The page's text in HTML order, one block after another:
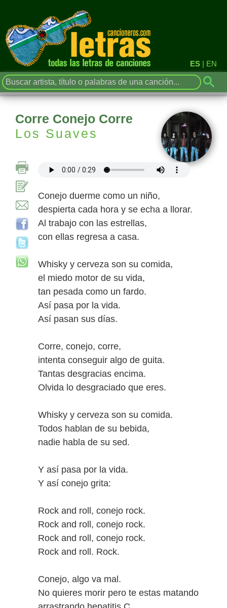
ES | EN
Corre Conejo Corre
Los Suaves
Conejo duerme como un niño,
despierta cada hora y se echa a llorar.
Al trabajo con las estrellas,
con ellas regresa a casa.
Whisky y cerveza son su comida,
el miedo motor de su vida,
tan pesada como un fardo.
Así pasa por la vida.
Así pasan sus días.
Corre, conejo, corre,
intenta conseguir algo de guita.
Tantas desgracias encima.
Olvida lo desgraciado que eres.
Whisky y cerveza son su comida.
Todos hablan de su bebida,
nadie habla de su sed.
Y así pasa por la vida.
Y así conejo grita:
Rock and roll, conejo rock.
Rock and roll, conejo rock.
Rock and roll, conejo rock.
Rock and roll. Rock.
Conejo, algo va mal.
No quieres morir pero te estas matando